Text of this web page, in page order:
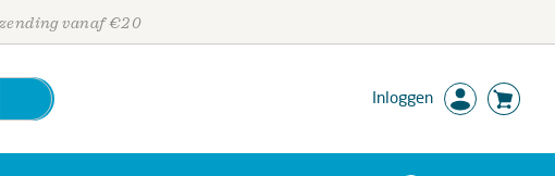
vanaf €20
Inloggen